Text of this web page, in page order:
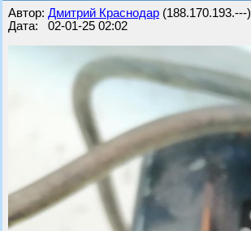
Автор: Дмитрий Краснодар (188.170.193.---)
Дата: 02-01-25 02:02